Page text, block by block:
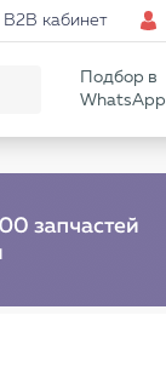
B2B кабинет
Подбор в
WhatsApp